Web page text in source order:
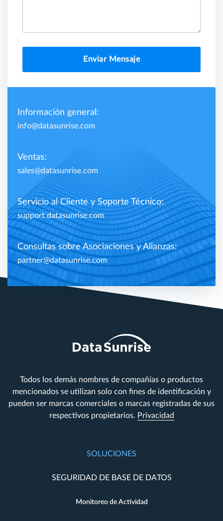
Enviar Mensaje
Información general:
info@datasunrise.com
Ventas:
sales@datasunrise.com
Servicio al Cliente y Soporte Técnico:
support.datasunrise.com
Consultas sobre Asociaciones y Alianzas:
partner@datasunrise.com
Todos los demás nombres de compañías o productos
mencionados se utilizan solo con fines de identificación y
pueden ser marcas comerciales o marcas registradas de sus
respectivos propietarios. Privacidad
SOLUCIONES
SEGURIDAD DE BASE DE DATOS
Monitoreo de Actividad